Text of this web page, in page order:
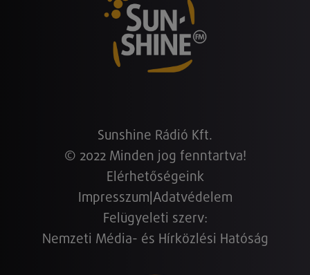
Sunshine Rádió Kft.
© 2022 Minden jog fenntartva!
Elérhetőségeink
Impresszum Adatvédelem
Felügyeleti szerv:
Nemzeti Média- és Hírközlési Hatóság